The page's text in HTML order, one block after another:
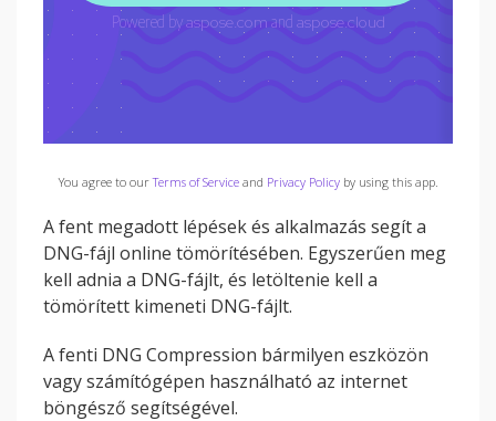
You agree to ourTerms of Serviceand Privacy Policyby using this app.
A fent megadott lépések és alkalmazás segít a
DNG-fájl online tömörítésében. Egyszerűen meg
kell adnia a DNG-fájlt, és letöltenie kell a
tömörített kimeneti DNG-fájlt.
A fenti DNG Compression bármilyen eszközön
vagy számítógépen használható az internet
böngésző segítségével.